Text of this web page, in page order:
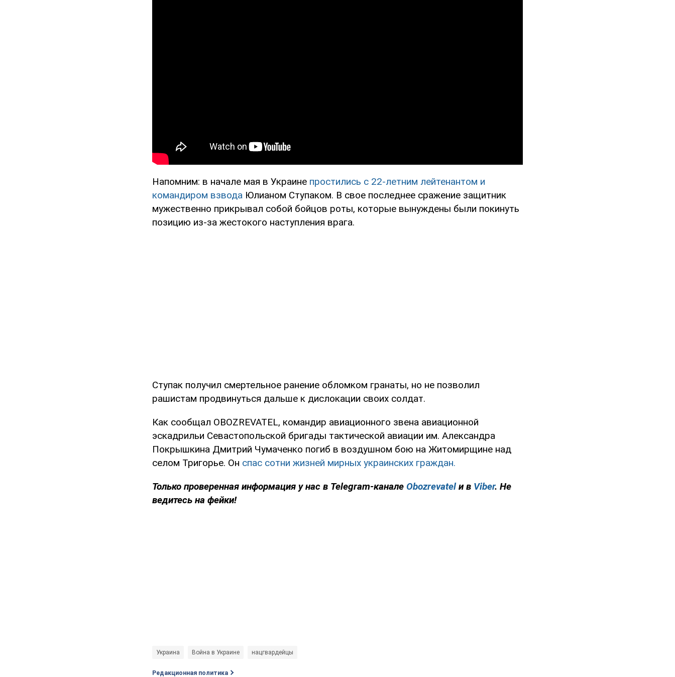
Напомним: в начале мая в Украине простились с 22-летним лейтенантом и
командиром взвода Юлианом Ступаком. В свое последнее сражение защитник
мужественно прикрывал собой бойцов роты, которые вынуждены были покинуть
позицию из-за жестокого наступления врага.
Ступак получил смертельное ранение обломком гранаты, но не позволил
рашистам продвинуться дальше к дислокации своих солдат.
Как сообщал OBOZREVATEL, командир авиационного звена авиационной
эскадрильи Севастопольской бригады тактической авиации им. Александра
Покрышкина Дмитрий Чумаченко погиб в воздушном бою на Житомирщине над
селом Тригорье. Он спас сотни жизней мирных украинских граждан.
Только проверенная информация у нас в Telegram-канале Obozrevatelи в Viber. Не
ведитесь на фейки!
Украина Война в Украине нацгвардейцы
Редакционная политика